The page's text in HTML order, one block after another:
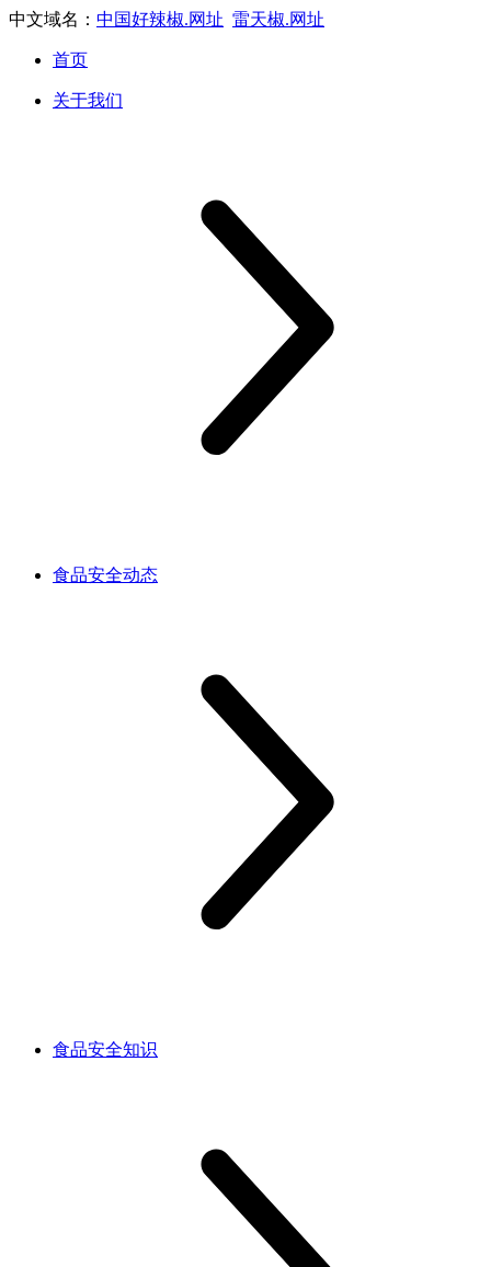
中文域名： 中国好辣椒.网址 雷天椒.网址
首页
关于我们
食品安全动态
食品安全知识